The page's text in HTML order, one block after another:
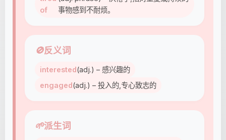
of
事物感到不耐烦。
🚫反义词
interested(adj.) – 感兴趣的
engaged(adj.) – 投入的,专心致志的
🌱派生词